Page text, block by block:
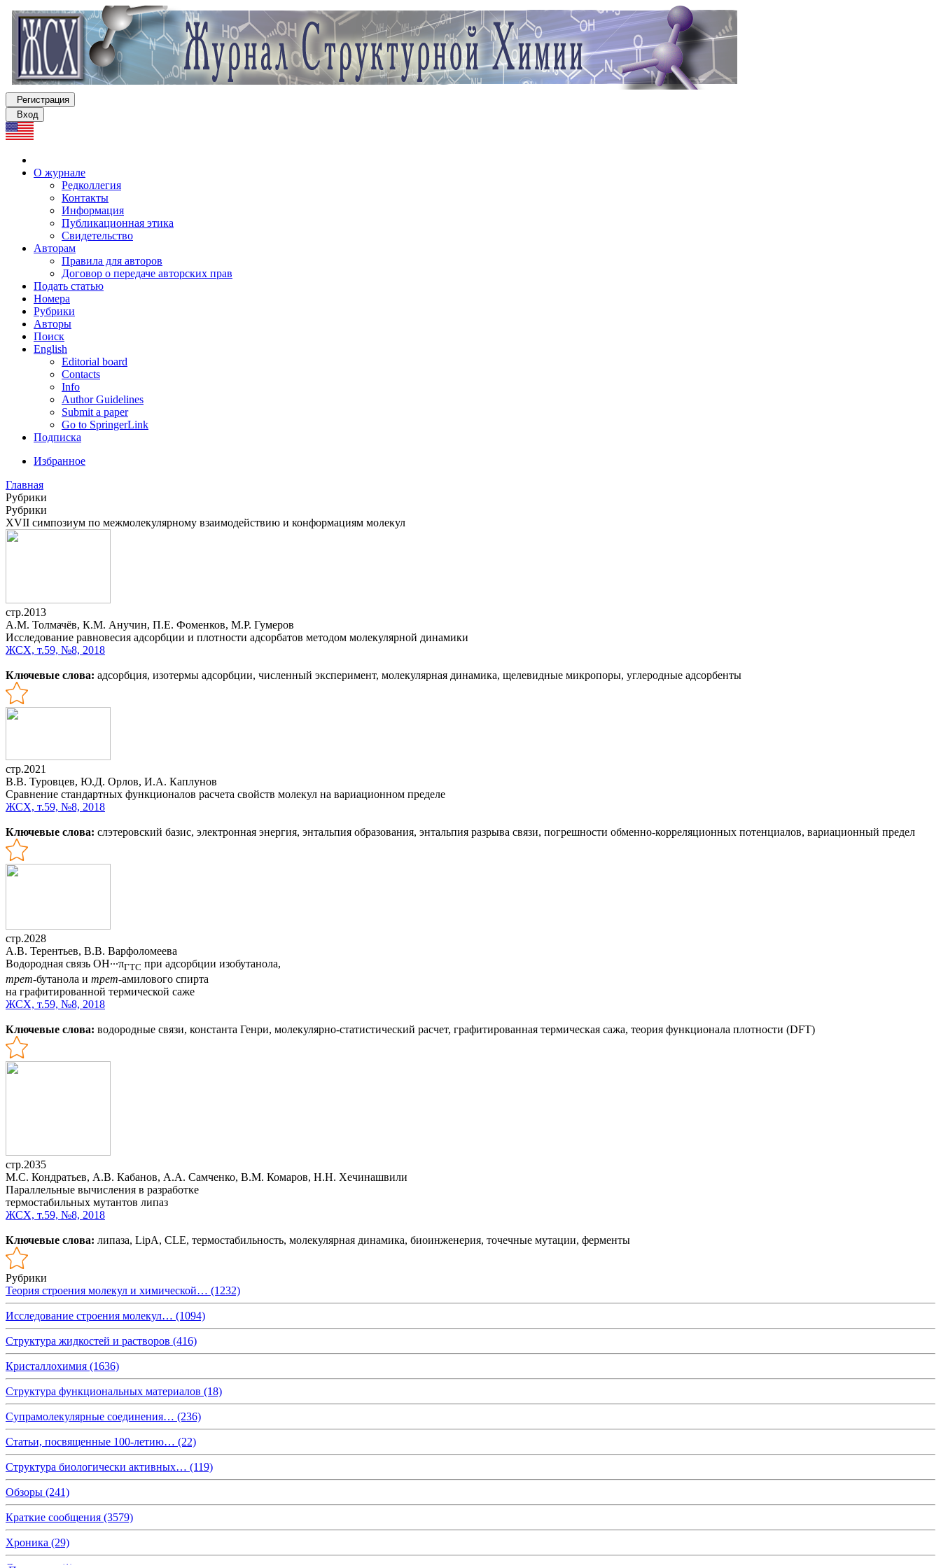
Регистрация
Вход
О журнале
Редколлегия
Контакты
Информация
Публикационная этика
Свидетельство
Авторам
Правила для авторов
Договор о передаче авторских прав
Подать статью
Номера
Рубрики
Авторы
Поиск
English
Editorial board
Contacts
Info
Author Guidelines
Submit a paper
Go to SpringerLink
Подписка
Избранное
Главная
Рубрики
Рубрики
XVII симпозиум по межмолекулярному взаимодействию и конформациям молекул
стр.2013
А.М. Толмачёв, К.М. Анучин, П.Е. Фоменков, М.Р. Гумеров
Исследование равновесия адсорбции и плотности адсорбатов методом молекулярной динамики
ЖСХ, т.59, №8, 2018
Ключевые слова: адсорбция, изотермы адсорбции, численный эксперимент, молекулярная динамика, щелевидные микропоры, углеродные адсорбенты
стр.2021
В.В. Туровцев, Ю.Д. Орлов, И.А. Каплунов
Сравнение стандартных функционалов расчета свойств молекул на вариационном пределе
ЖСХ, т.59, №8, 2018
Ключевые слова: слэтеровский базис, электронная энергия, энтальпия образования, энтальпия разрыва связи, погрешности обменно-корреляционных потенциалов, вариационный предел
стр.2028
А.В. Терентьев, В.В. Варфоломеева
Водородная связь OH∙∙∙πГТС при адсорбции изобутанола,
трет-бутанола и трет-амилового спирта
на графитированной термической саже
ЖСХ, т.59, №8, 2018
Ключевые слова: водородные связи, константа Генри, молекулярно-статистический расчет, графитированная термическая сажа, теория функционала плотности (DFT)
стр.2035
М.С. Кондратьев, А.В. Кабанов, А.А. Самченко, В.М. Комаров, Н.Н. Хечинашвили
Параллельные вычисления в разработке
термостабильных мутантов липаз
ЖСХ, т.59, №8, 2018
Ключевые слова: липаза, LipA, CLE, термостабильность, молекулярная динамика, биоинженерия, точечные мутации, ферменты
Рубрики
Теория строения молекул и химической… (1232)
Исследование строения молекул… (1094)
Структура жидкостей и растворов (416)
Кристаллохимия (1636)
Структура функциональных материалов (18)
Супрамолекулярные соединения… (236)
Статьи, посвященные 100-летию… (22)
Структура биологически активных… (119)
Обзоры (241)
Краткие сообщения (3579)
Хроника (29)